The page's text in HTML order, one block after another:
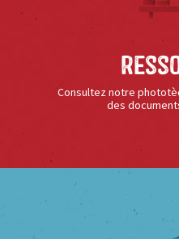
Consultez notre
des